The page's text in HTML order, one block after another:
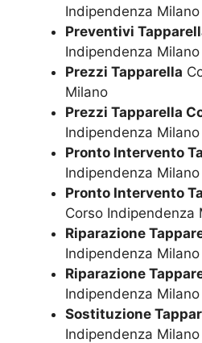
Indipendenza Milano
Preventivi
Indipendenza Milano
Prezzi Tapparella
Milano
Prezzi Tapparella
Indipendenza Milano
Pronto Intervento
Indipendenza Milano
Pronto Intervento
Corso Indipendenza
Riparazione
Indipendenza Milano
Riparazione
Indipendenza Milano
Sostituzione
Indipendenza Milano